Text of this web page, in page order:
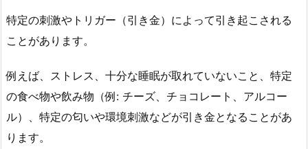
特定の刺激やトリガー（引き金）によって引き起こされる
ことがあります。
例えば、ストレス、十分な睡眠が取れていないこと、特定
の食べ物や飲み物（例: チーズ、チョコレート、アルコー
ル）、特定の匂いや環境刺激などが引き金となることがあ
ります。